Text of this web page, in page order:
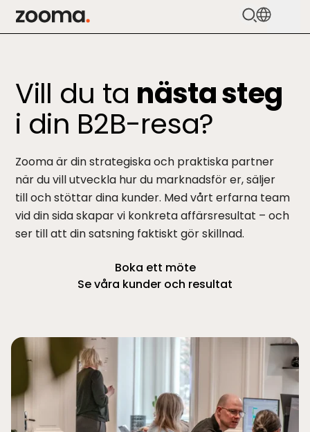
Zooma Logo
HubSpot
Vårt arbetssätt
Kundcase
Priser
Kunskap
Kontakta oss
Boka möte
Vill du ta nästa steg
i din B2B-resa?
Zooma är din strategiska och praktiska partner
när du vill utveckla hur du marknadsför er, säljer
till och stöttar dina kunder. Med vårt erfarna team
vid din sida skapar vi konkreta affärsresultat – och
ser till att din satsning faktiskt gör skillnad.
Boka ett möte
Se våra kunder och resultat